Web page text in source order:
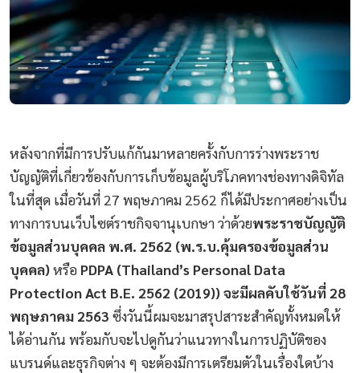
หลังจากที่มีการปรับแก้กันมาหลายครั้งกับการร่างพระราช
บัญญัติที่เกี่ยวข้องกับการเก็บข้อมูลผู้บริโภคทางช่องทางดิจิทัล
ในที่สุด เมื่อวันที่ 27 พฤษภาคม 2562 ก็ได้มีประกาศอย่างเป็น
ทางการบนเว็บไซต์ราชกิจจานุเบกษา ว่าด้วยพระราชบัญญัติ
ข้อมูลส่วนบุคคล พ.ศ. 2562 (พ.ร.บ.คุ้มครองข้อมูลส่วน
บุคคล)หรือ PDPA (Thailand’s Personal Data
Protection Act B.E. 2562 (2019))จะมีผลคับใช้วันที่ 28
พฤษภาคม 2563 ซึ่งวันนี้ผมจะมาสรุปสาระสำคัญทั้งหมดให้
ได้อ่านกัน พร้อมกับจะไปดูกันว่าแนวทางในการปฏิบัติของ
แบรนด์และธุรกิจต่าง ๆ จะต้องมีการเตรียมตัวในเรื่องใดบ้าง